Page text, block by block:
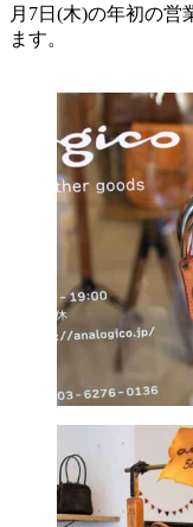
月7日(木)の年初の営
ます。